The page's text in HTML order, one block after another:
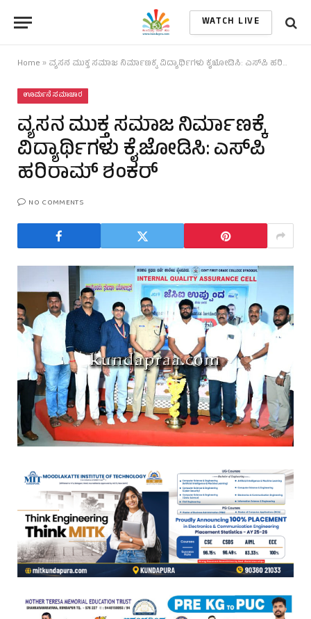
WATCH LIVE
Home » ವ್ಯಸನ ಮುಕ್ತ ಸಮಾಜ ನಿರ್ಮಾಣಕ್ಕೆ ವಿದ್ಯಾರ್ಥಿಗಳು ಕೈಜೋಡಿಸಿ: ಎಸ್‌ಪಿ ಹರಿರಾಮ್‌ ಶಂಕರ್
ಊರ್ಮನೆ ಸಮಾಚಾರ
ವ್ಯಸನ ಮುಕ್ತ ಸಮಾಜ ನಿರ್ಮಾಣಕ್ಕೆ
ವಿದ್ಯಾರ್ಥಿಗಳು ಕೈಜೋಡಿಸಿ: ಎಸ್‌ಪಿ
ಹರಿರಾಮ್‌ ಶಂಕರ್
NO COMMENTS